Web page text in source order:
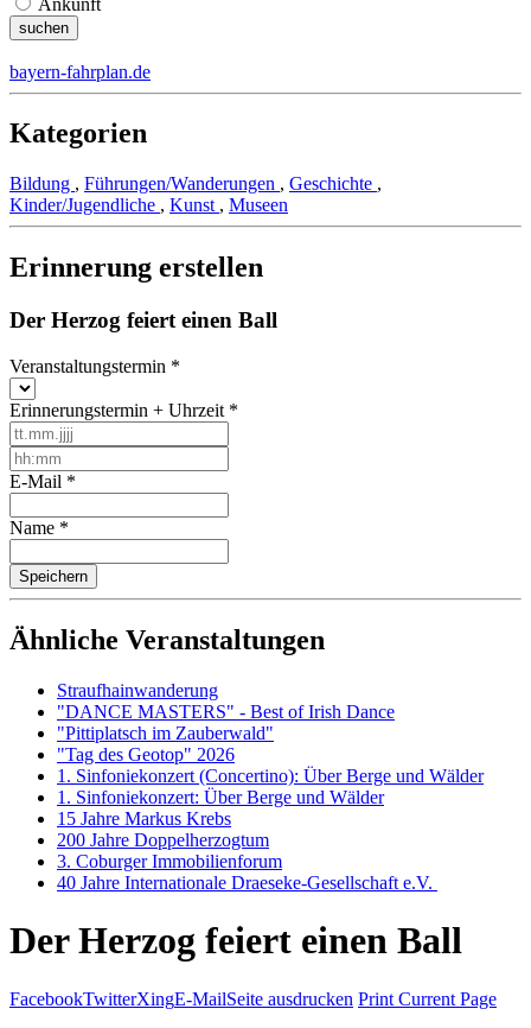
bayern-fahrplan.de
Kategorien
Bildung , Führungen/Wanderungen , Geschichte ,
Kinder/Jugendliche , Kunst , Museen
Erinnerung erstellen
Der Herzog feiert einen Ball
Veranstaltungstermin *
Erinnerungstermin + Uhrzeit *
E-Mail *
Name *
Ähnliche Veranstaltungen
Straufhainwanderung
"DANCE MASTERS" - Best of Irish Dance
"Pittiplatsch im Zauberwald"
"Tag des Geotop" 2026
1. Sinfoniekonzert (Concertino): Über Berge und Wälder
1. Sinfoniekonzert: Über Berge und Wälder
15 Jahre Markus Krebs
200 Jahre Doppelherzogtum
3. Coburger Immobilienforum
40 Jahre Internationale Draeseke-Gesellschaft e.V.
Der Herzog feiert einen Ball
FacebookTwitterXingE-MailSeite ausdrucken Print Current Page